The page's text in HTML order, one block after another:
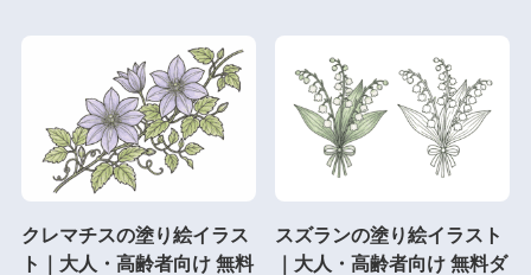
クレマチスの塗り絵イラス
ト｜大人・高齢者向け 無料
スズランの塗り絵イラスト
｜大人・高齢者向け 無料ダ